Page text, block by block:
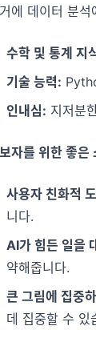
에 데이터 분석
수학 및 통계 지
기술 능력:
인내심: 지저분
자를 위한 좋은
사용자 친화적
니다.
AI가 힘든 일을
약해줍니다.
큰 그림에 집중
데 집중할 수 있